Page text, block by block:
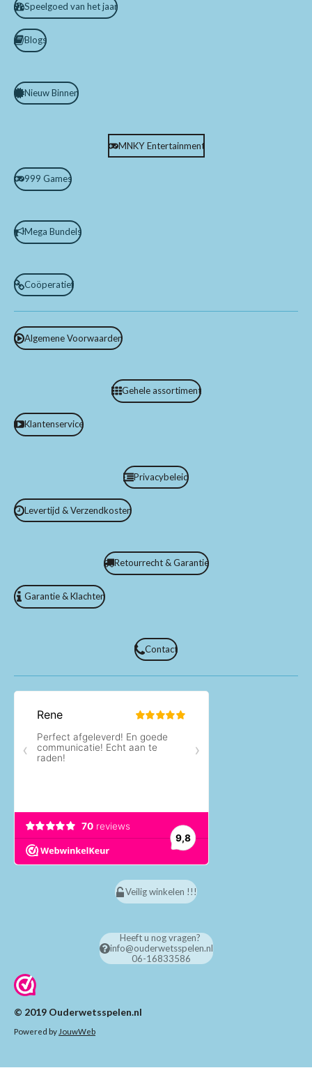
Speelgoed van het jaar
Blogs
Nieuw Binnen
MNKY Entertainment
999 Games
Mega Bundels
Coöperatief
Algemene Voorwaarden
Gehele assortiment
Klantenservice
Privacybeleid
Levertijd & Verzendkosten
Retourrecht & Garantie
Garantie & Klachten
Contact
Veilig winkelen !!!
Heeft u nog vragen?
info@ouderwetsspelen.nl
06-16833586
© 2019 Ouderwetsspelen.nl
Powered by JouwWeb